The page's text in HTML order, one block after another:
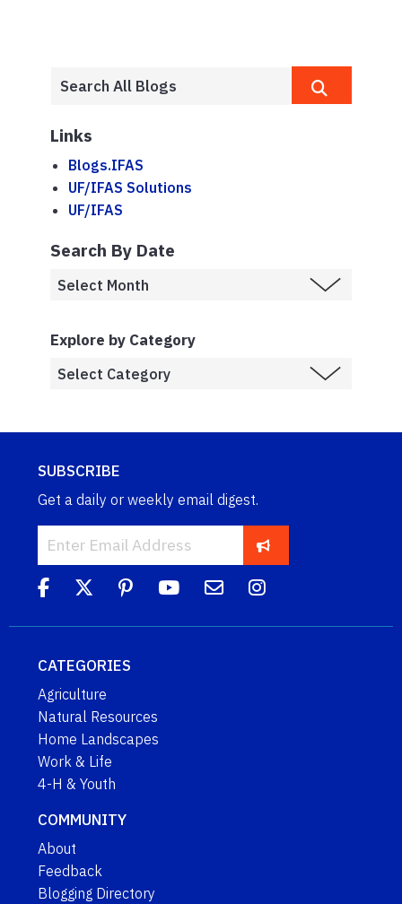
Links
Blogs.IFAS
UF/IFAS Solutions
UF/IFAS
Search By Date
Explore by Category
SUBSCRIBE
Get a daily or weekly email digest.
CATEGORIES
Agriculture
Natural Resources
Home Landscapes
Work & Life
4-H & Youth
COMMUNITY
About
Feedback
Blogging Directory